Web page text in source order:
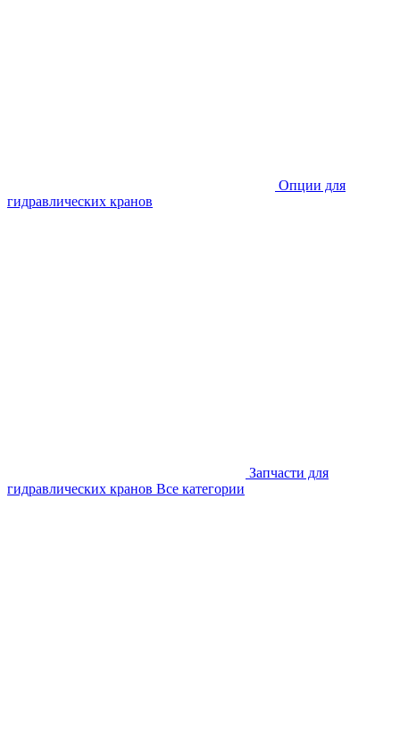
Опции для
гидравлических кранов
Запчасти для
гидравлических кранов Все категории